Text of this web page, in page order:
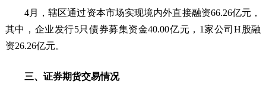
4月，辖区通过资本市场实现境内外直接融资66.26亿元，
其中，企业发行5只债券募集资金40.00亿元，1家公司H股融
资26.26亿元。
三、证券期货交易情况